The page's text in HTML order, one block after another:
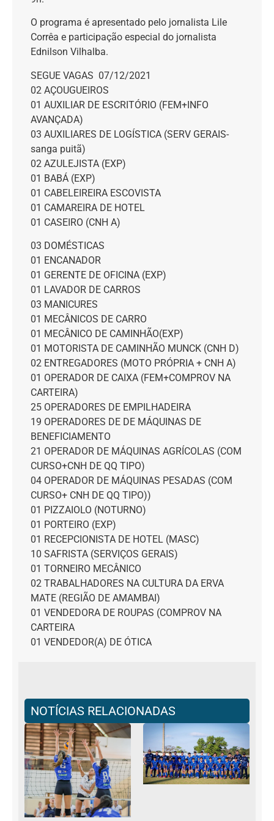
O programa é apresentado pelo jornalista Lile
Corrêa e participação especial do jornalista
Ednilson Vilhalba.
SEGUE VAGAS 07/12/2021
02 AÇOUGUEIROS
01 AUXILIAR DE ESCRITÓRIO (FEM+INFO
AVANÇADA)
03 AUXILIARES DE LOGÍSTICA (SERV GERAIS-
sanga puitã)
02 AZULEJISTA (EXP)
01 BABÁ (EXP)
01 CABELEIREIRA ESCOVISTA
01 CAMAREIRA DE HOTEL
01 CASEIRO (CNH A)
03 DOMÉSTICAS
01 ENCANADOR
01 GERENTE DE OFICINA (EXP)
01 LAVADOR DE CARROS
03 MANICURES
01 MECÂNICOS DE CARRO
01 MECÂNICO DE CAMINHÃO(EXP)
01 MOTORISTA DE CAMINHÃO MUNCK (CNH D)
02 ENTREGADORES (MOTO PRÓPRIA + CNH A)
01 OPERADOR DE CAIXA (FEM+COMPROV NA
CARTEIRA)
25 OPERADORES DE EMPILHADEIRA
19 OPERADORES DE DE MÁQUINAS DE
BENEFICIAMENTO
21 OPERADOR DE MÁQUINAS AGRÍCOLAS (COM
CURSO+CNH DE QQ TIPO)
04 OPERADOR DE MÁQUINAS PESADAS (COM
CURSO+ CNH DE QQ TIPO))
01 PIZZAIOLO (NOTURNO)
01 PORTEIRO (EXP)
01 RECEPCIONISTA DE HOTEL (MASC)
10 SAFRISTA (SERVIÇOS GERAIS)
01 TORNEIRO MECÂNICO
02 TRABALHADORES NA CULTURA DA ERVA
MATE (REGIÃO DE AMAMBAI)
01 VENDEDORA DE ROUPAS (COMPROV NA
CARTEIRA
01 VENDEDOR(A) DE ÓTICA
NOTÍCIAS RELACIONADAS